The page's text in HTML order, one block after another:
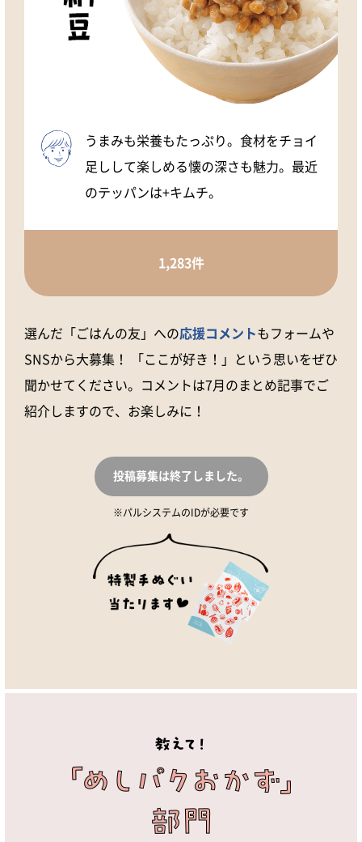
うまみも栄養もたっぷり。食材をチョイ
足しして楽しめる懐の深さも魅力。最近
のテッパンは+キムチ。
1,283件
選んだ「ごはんの友」への応援コメントもフォームや
SNSから大募集！ 「ここが好き！」という思いをぜひ
聞かせてください。コメントは7月のまとめ記事でご
紹介しますので、お楽しみに！
投稿募集は終了しました。
パルシステムのIDが必要です